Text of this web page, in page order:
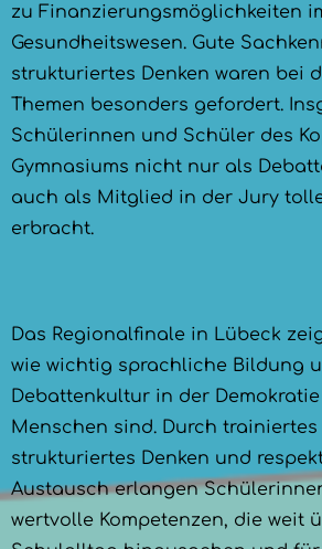
zu Finanzierungsmöglichkeiten
Gesundheitswesen. Gute
strukturiertes Denken waren bei
Themen besonders gefordert.
Schülerinnen und Schüler des
Gymnasiums nicht nur als
auch als Mitglied in der Jury
erbracht.
Das Regionalfinale in Lübeck
wie wichtig sprachliche Bildung
Debattenkultur in der
Menschen sind. Durch trainiertes
strukturiertes Denken und
Austausch erlangen
wertvolle Kompetenzen, die weit